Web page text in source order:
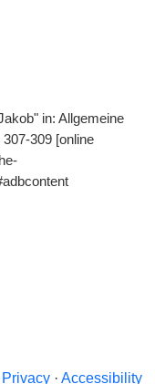
in: Allgemeine
309 [online
Privacy · Accessibility